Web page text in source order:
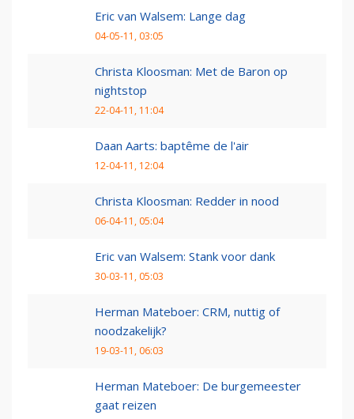
Eric van Walsem: Lange dag
04-05-11, 03:05
Christa Kloosman: Met de Baron op
nightstop
22-04-11, 11:04
Daan Aarts: baptême de l'air
12-04-11, 12:04
Christa Kloosman: Redder in nood
06-04-11, 05:04
Eric van Walsem: Stank voor dank
30-03-11, 05:03
Herman Mateboer: CRM, nuttig of
noodzakelijk?
19-03-11, 06:03
Herman Mateboer: De burgemeester
gaat reizen